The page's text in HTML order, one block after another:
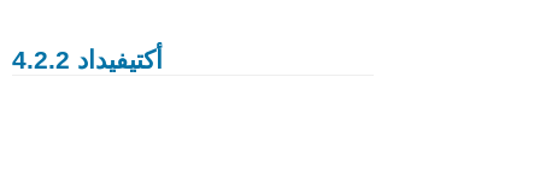
أكتيفيداد 4.2.2